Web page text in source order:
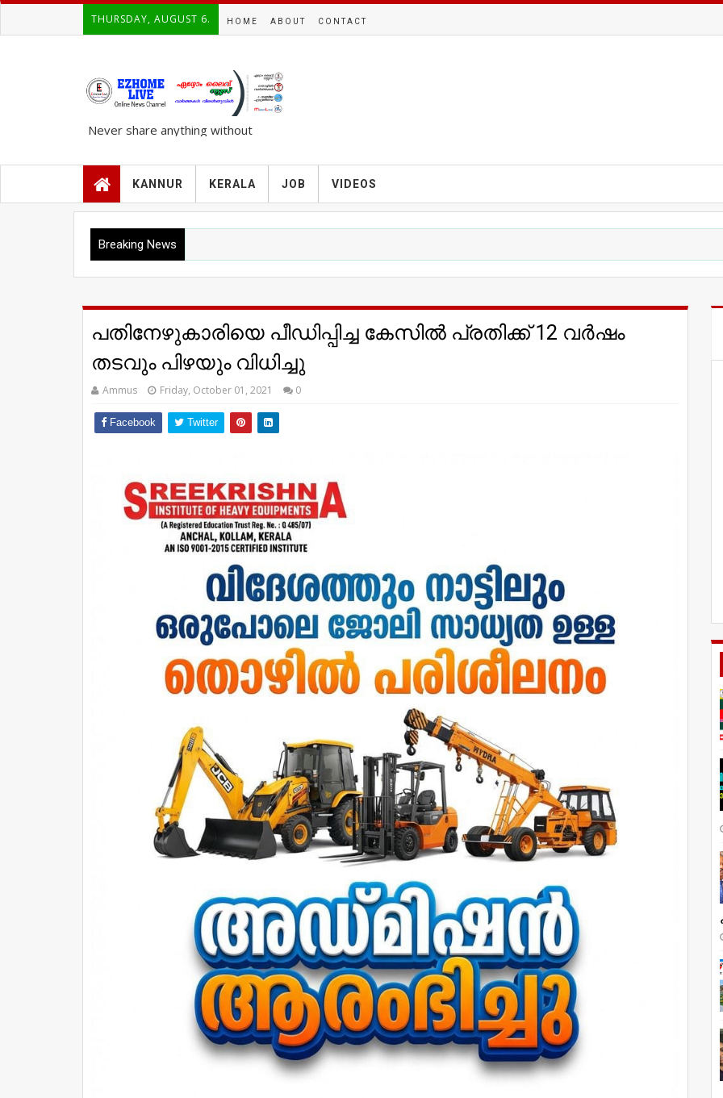
THURSDAY, AUGUST 6. HOME ABOUT CONTACT
Never share anything without
KANNUR KERALA JOB VIDEOS
Breaking News
പതിനേഴുകാരിയെ പീഡിപ്പിച്ച കേസിൽ പ്രതിക്ക് 12 വർഷം
തടവും പിഴയും വിധിച്ചു
Ammus Friday, October 01, 2021 0
Facebook Twitter